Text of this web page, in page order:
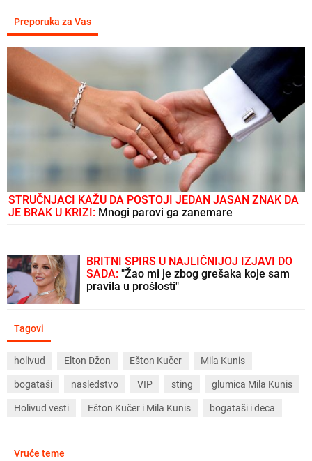
Preporuka za Vas
STRUČNJACI KAŽU DA POSTOJI JEDAN JASAN ZNAK DA
JE BRAK U KRIZI: Mnogi parovi ga zanemare
BRITNI SPIRS U NAJLIČNIJOJ IZJAVI DO
SADA: "Žao mi je zbog grešaka koje sam
pravila u prošlosti"
Tagovi
holivud Elton Džon Ešton Kučer Mila Kunis
bogataši nasledstvo VIP sting glumica Mila Kunis
Holivud vesti Ešton Kučer i Mila Kunis bogataši i deca
Vruće teme